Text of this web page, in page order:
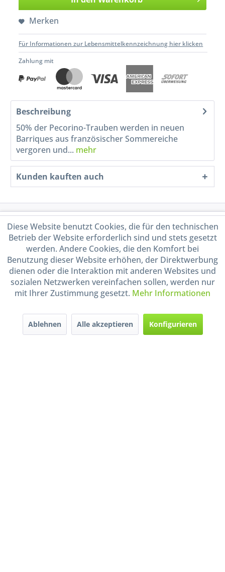
Merken
Für Informationen zur Lebensmittelkennzeichnung hier klicken
Zahlung mit
Beschreibung
50% der Pecorino-Trauben werden in neuen
Barriques aus französischer Sommereiche
vergoren und... mehr
Kunden kauften auch
Service Hotline
Shop Service
Informationen
Handel mit BIO-Weinen
durch DE-ÖKO-009
Diese Website benutzt Cookies, die für den technischen
Betrieb der Website erforderlich sind und stets gesetzt
werden. Andere Cookies, die den Komfort bei
Benutzung dieser Website erhöhen, der Direktwerbung
dienen oder die Interaktion mit anderen Websites und
sozialen Netzwerken vereinfachen sollen, werden nur
mit Ihrer Zustimmung gesetzt. Mehr Informationen
Ablehnen Alle akzeptieren Konfigurieren